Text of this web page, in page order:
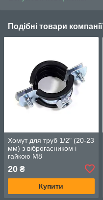
Подібні товари компанії
Хомут для труб 1/2" (20-23
мм) з віброгасником і
гайкою М8
20 ₴
Купити